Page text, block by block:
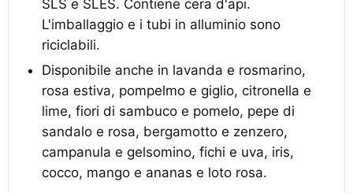
SLS e SLES. Contiene cera d'api.
L'imballaggio e i tubi in alluminio sono
riciclabili.
Disponibile anche in lavanda e rosmarino,
rosa estiva, pompelmo e giglio, citronella e
lime, fiori di sambuco e pomelo, pepe di
sandalo e rosa, bergamotto e zenzero,
campanula e gelsomino, fichi e uva, iris,
cocco, mango e ananas e loto rosa.